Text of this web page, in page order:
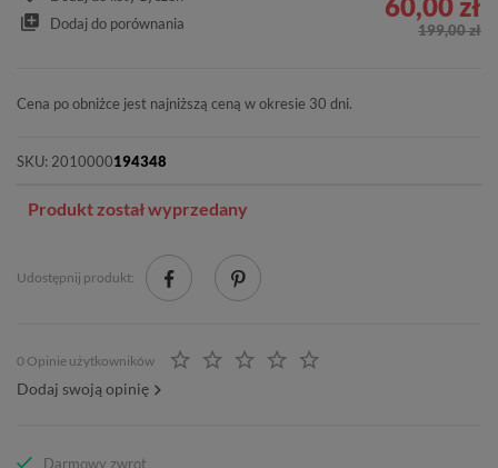
Dodaj do porównania
199,00 zł
Cena po obniżce jest najniższą ceną w okresie 30 dni.
SKU: 2010000194348
Produkt został wyprzedany
Udostępnij produkt:
0 Opinie użytkowników
Dodaj swoją opinię
Darmowy zwrot